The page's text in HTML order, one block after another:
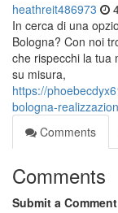
heathreit486973
In cerca di una
Bologna? Con noi
che rispecchi la tua
su misura,
https://
bologna-
Comments
Comments
Submit a Comment